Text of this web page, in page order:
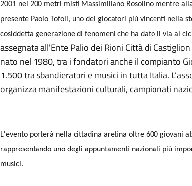
2001 nei 200 metri misti Massimiliano Rosolino mentre
presente Paolo Tofoli, uno dei giocatori più vincenti nella
cosiddetta generazione di fenomeni che ha dato il via al
assegnata all'Ente Palio dei Rioni Città di
nato nel 1980, tra i fondatori anche il compianto
1.500 tra sbandieratori e musici in tutta Italia.
organizza manifestazioni culturali, campionati
L'evento porterà nella cittadina aretina oltre 600 giovani
rappresentando uno degli appuntamenti nazionali più
musici.